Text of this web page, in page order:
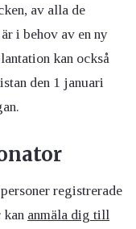
av alla de
i behov av en ny
kan också
den 1 januari
registrerade
anmäla dig till